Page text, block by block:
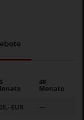
48
Monate
EUR ---